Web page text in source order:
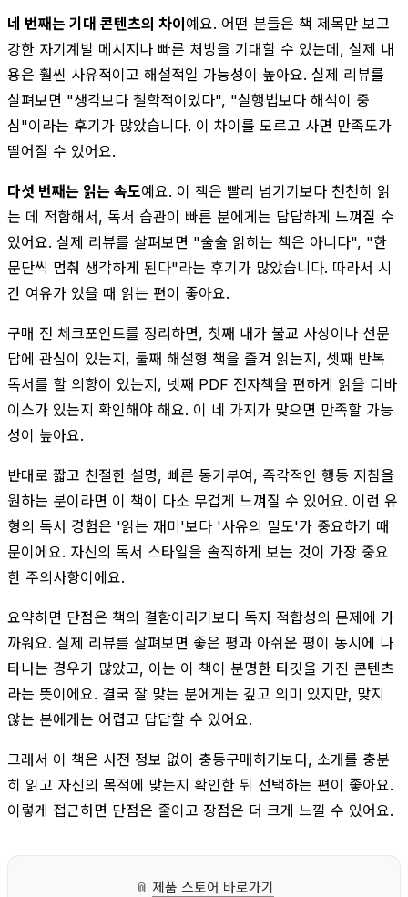
네 번째는 기대 콘텐츠의 차이예요. 어떤 분들은 책 제목만 보고
강한 자기계발 메시지나 빠른 처방을 기대할 수 있는데, 실제 내
용은 훨씬 사유적이고 해설적일 가능성이 높아요. 실제 리뷰를
살펴보면 "생각보다 철학적이었다", "실행법보다 해석이 중
심"이라는 후기가 많았습니다. 이 차이를 모르고 사면 만족도가
떨어질 수 있어요.
다섯 번째는 읽는 속도예요. 이 책은 빨리 넘기기보다 천천히 읽
는 데 적합해서, 독서 습관이 빠른 분에게는 답답하게 느껴질 수
있어요. 실제 리뷰를 살펴보면 "술술 읽히는 책은 아니다", "한
문단씩 멈춰 생각하게 된다"라는 후기가 많았습니다. 따라서 시
간 여유가 있을 때 읽는 편이 좋아요.
구매 전 체크포인트를 정리하면, 첫째 내가 불교 사상이나 선문
답에 관심이 있는지, 둘째 해설형 책을 즐겨 읽는지, 셋째 반복
독서를 할 의향이 있는지, 넷째 PDF 전자책을 편하게 읽을 디바
이스가 있는지 확인해야 해요. 이 네 가지가 맞으면 만족할 가능
성이 높아요.
반대로 짧고 친절한 설명, 빠른 동기부여, 즉각적인 행동 지침을
원하는 분이라면 이 책이 다소 무겁게 느껴질 수 있어요. 이런 유
형의 독서 경험은 '읽는 재미'보다 '사유의 밀도'가 중요하기 때
문이에요. 자신의 독서 스타일을 솔직하게 보는 것이 가장 중요
한 주의사항이에요.
요약하면 단점은 책의 결함이라기보다 독자 적합성의 문제에 가
까워요. 실제 리뷰를 살펴보면 좋은 평과 아쉬운 평이 동시에 나
타나는 경우가 많았고, 이는 이 책이 분명한 타깃을 가진 콘텐츠
라는 뜻이에요. 결국 잘 맞는 분에게는 깊고 의미 있지만, 맞지
않는 분에게는 어렵고 답답할 수 있어요.
그래서 이 책은 사전 정보 없이 충동구매하기보다, 소개를 충분
히 읽고 자신의 목적에 맞는지 확인한 뒤 선택하는 편이 좋아요.
이렇게 접근하면 단점은 줄이고 장점은 더 크게 느낄 수 있어요.
📎 제품 스토어 바로가기